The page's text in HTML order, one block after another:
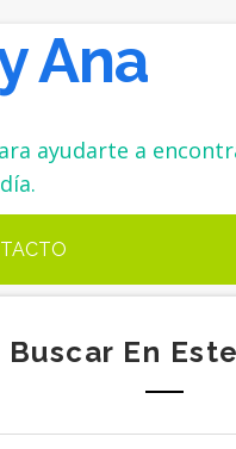
Ana
ayudarte a
Buscar En